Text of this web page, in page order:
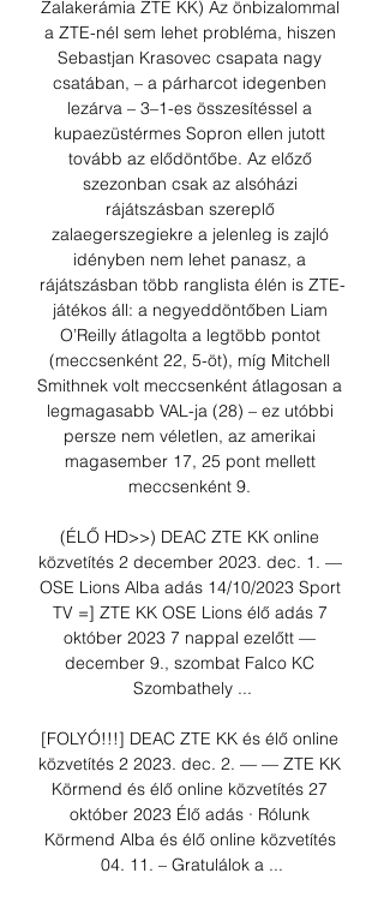
Zalakerámia ZTE KK) Az önbizalommal
a ZTE-nél sem lehet probléma, hiszen
Sebastjan Krasovec csapata nagy
csatában, – a párharcot idegenben
lezárva – 3–1-es összesítéssel a
kupaezüstérmes Sopron ellen jutott
tovább az elődöntőbe. Az előző
szezonban csak az alsóházi
rájátszásban szereplő
zalaegerszegiekre a jelenleg is zajló
idényben nem lehet panasz, a
rájátszásban több ranglista élén is ZTE-
játékos áll: a negyeddöntőben Liam
O’Reilly átlagolta a legtöbb pontot
(meccsenként 22, 5-öt), míg Mitchell
Smithnek volt meccsenként átlagosan a
legmagasabb VAL-ja (28) – ez utóbbi
persze nem véletlen, az amerikai
magasember 17, 25 pont mellett
meccsenként 9.
(ÉLŐ HD>>) DEAC ZTE KK online
közvetítés 2 december 2023. dec. 1. —
OSE Lions Alba adás 14/10/2023 Sport
TV =] ZTE KK OSE Lions élő adás 7
október 2023 7 nappal ezelőtt —
december 9., szombat Falco KC
Szombathely ...
[FOLYÓ!!!] DEAC ZTE KK és élő online
közvetítés 2 2023. dec. 2. — — ZTE KK
Körmend és élő online közvetítés 27
október 2023 Élő adás · Rólunk
Körmend Alba és élő online közvetítés
04. 11. – Gratulálok a ...